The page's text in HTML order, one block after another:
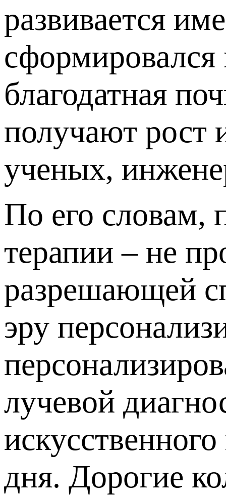
развивается
благодатная
получают рост
ученых,
По его словам,
терапии – не
разрешающей
эру
лучевой
дня. Дорогие